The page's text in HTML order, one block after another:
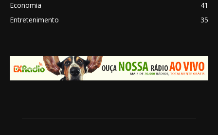
Economia
41
Entretenimento
35